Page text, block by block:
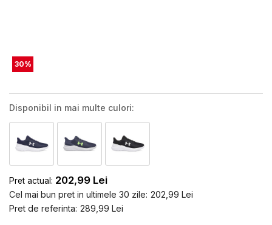
30%
Disponibil in mai multe culori:
Pret actual: 202,99 Lei
Cel mai bun pret in ultimele 30 zile: 202,99 Lei
Pret de referinta: 289,99 Lei